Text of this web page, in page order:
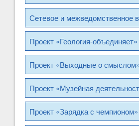
Сетевое и межведомственное
Проект «Геология-объединяет»
Проект «Выходные о смыслом»
Проект «Музейная
Проект «Зарядка с чемпионом»